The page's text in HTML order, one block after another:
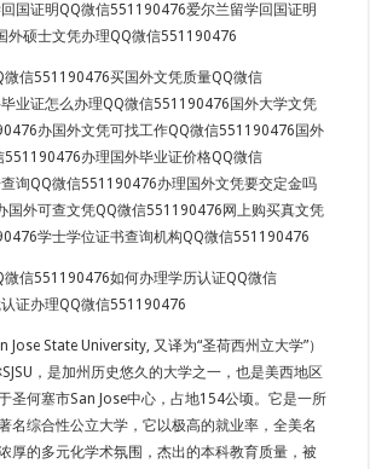
国证明QQ微信551190476爱尔兰留学回国证明
外硕士文凭办理QQ微信551190476
微信551190476买国外文凭质量QQ微信
业证怎么办理QQ微信551190476国外大学文凭
办国外文凭可找工作QQ微信551190476国外
551190476办理国外毕业证价格QQ微信
询QQ微信551190476办理国外文凭要交定金吗
国外可查文凭QQ微信551190476网上购买真文凭
学士学位证书查询机构QQ微信551190476
微信551190476如何办理学历认证QQ微信
证办理QQ微信551190476
Jose State University, 又译为“圣荷西州立大学”）
，是加州历史悠久的大学之一，也是美西地区
圣何塞市San Jose中心，占地154公顷。它是一所
名综合性公立大学，它以极高的就业率，全美名
厚的多元化学术氛围，杰出的本科教育质量，被